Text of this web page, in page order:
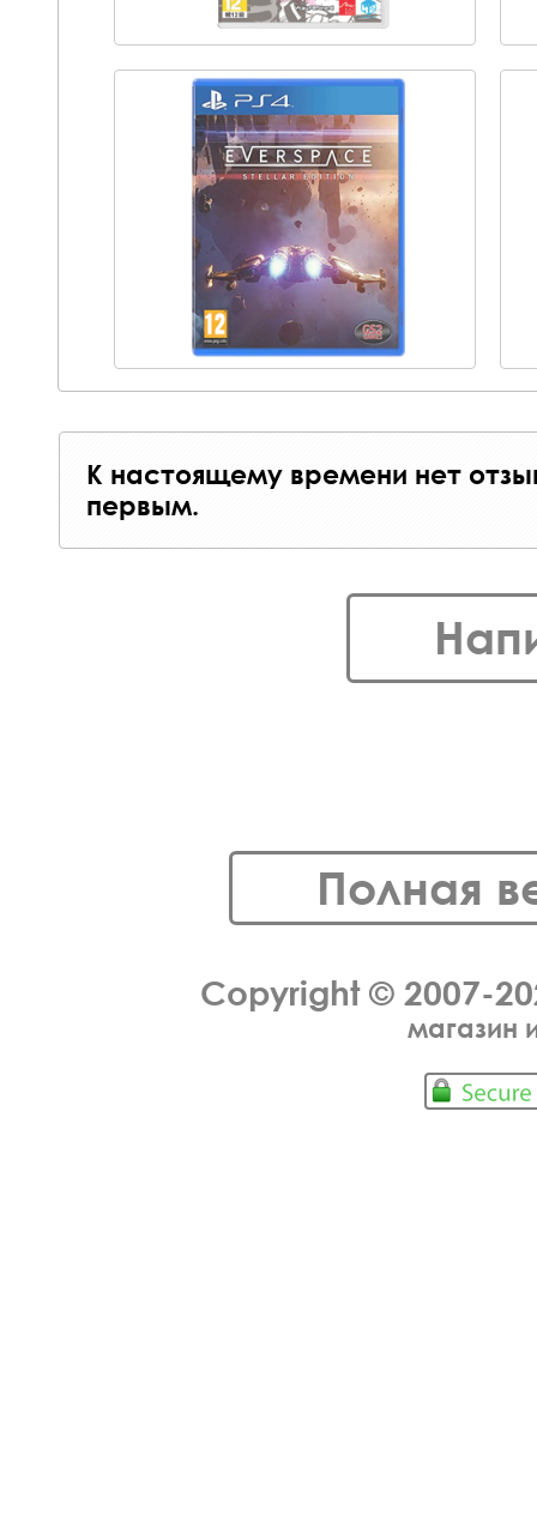
К настоящему времени нет
первым.
Полная
Copyright © 2007-
магазин